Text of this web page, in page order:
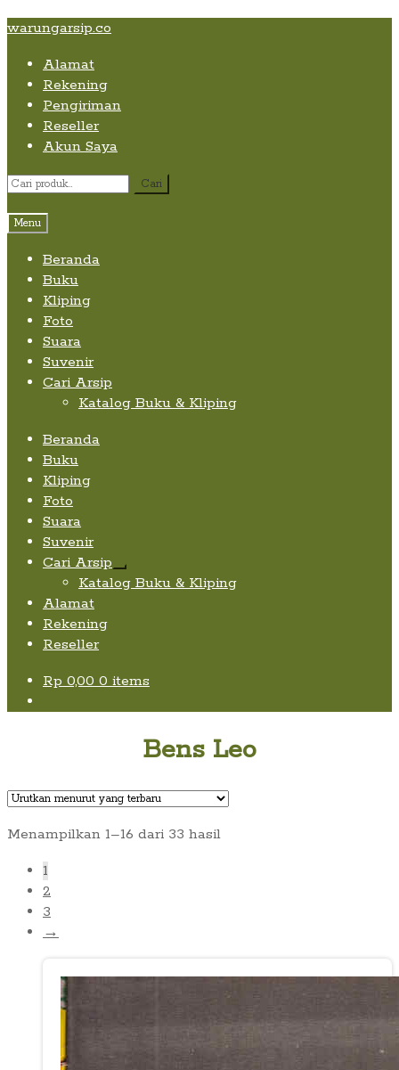
Skip
content
Skip
navigation
Skip
content
warungarsip.co
Alamat
Rekening
Pengiriman
Reseller
Akun Saya
Pencarian
Cari
Menu
Beranda
Buku
Kliping
Foto
Suara
Suvenir
Cari Arsip
Katalog Buku & Kliping
Beranda
Buku
Kliping
Foto
Suara
Suvenir
Cari Arsip
Expand
child
Katalog Buku & Kliping
Alamat
Rekening
Reseller
Rp 0,00 0 items
Bens Leo
Menampilkan 1–16 dari 33 hasilDiurutkan
1
2
3
→